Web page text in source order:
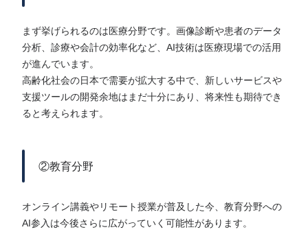
まず挙げられるのは医療分野です。画像診断や患者のデータ
分析、診療や会計の効率化など、AI技術は医療現場での活用
が進んでいます。
高齢化社会の日本で需要が拡大する中で、新しいサービスや
支援ツールの開発余地はまだ十分にあり、将来性も期待でき
ると考えられます。
②教育分野
オンライン講義やリモート授業が普及した今、教育分野への
AI参入は今後さらに広がっていく可能性があります。